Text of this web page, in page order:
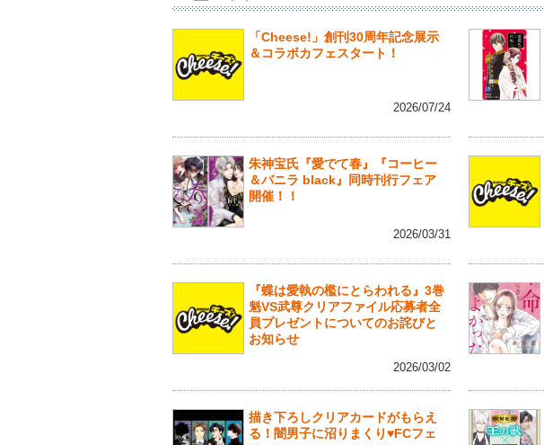
「Cheese!」創刊30周年記念展示
＆コラボカフェスタート！
2026/07/24
朱神宝氏『愛でて春』『コーヒー
＆バニラ black』同時刊行フェア
開催！！
2026/03/31
『蝶は愛執の檻にとらわれる』3巻
魁VS武尊クリアファイル応募者全
員プレゼントについてのお詫びと
お知らせ
2026/03/02
描き下ろしクリアカードがもらえ
る！闇男子に沼りまくり♥FCフェ